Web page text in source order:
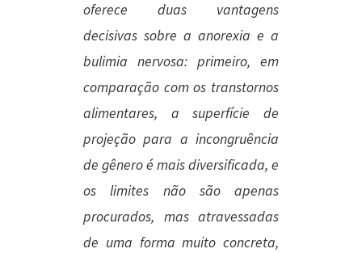
oferece duas vantagens
decisivas sobre a anorexia e a
bulimia nervosa: primeiro, em
comparação com os transtornos
alimentares, a superfície de
projeção para a incongruência
de gênero é mais diversificada, e
os limites não são apenas
procurados, mas atravessadas
de uma forma muito concreta,